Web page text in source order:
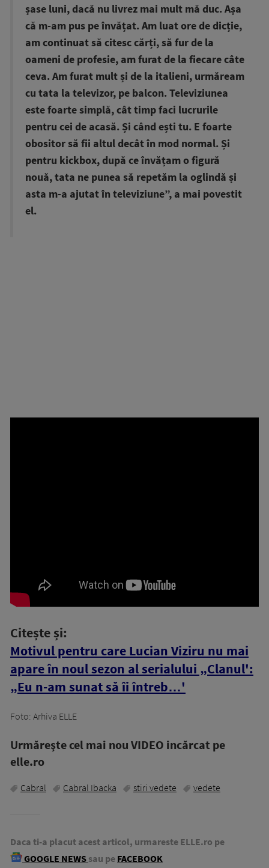
șase luni, dacă nu livrez mai mult mă duc. Așa
că m-am pus pe învățat. Am luat ore de dicție,
am continuat să citesc cărți, să fur de la
oameni de profesie, am furat de la fiecare câte
ceva. Am furat mult și de la italieni, urmăream
cu tata la televizor, pe balcon. Televiziunea
este foarte simplă, cât timp faci lucrurile
pentru cei de acasă. Și când ești tu. E foarte
obositor să fii altul decât în mod normal. Și
pentru kickbox, după ce învățam o figură
nouă, tata ne punea să repetăm la oglindă și
asta m-a ajutat în televiziune”, a mai povestit
el.
Citește și:
Motivul pentru care Lucian Viziru nu mai
apare în noul sezon al serialului „Clanul':
„Eu n-am sunat să îi întreb…'
Foto: Arhiva ELLE
Urmăreşte cel mai nou VIDEO incărcat pe
elle.ro
Cabral Cabral Ibacka stiri vedete vedete
Daca ti-a placut acest articol, urmareste ELLE.ro pe
GOOGLE NEWS sau pe FACEBOOK